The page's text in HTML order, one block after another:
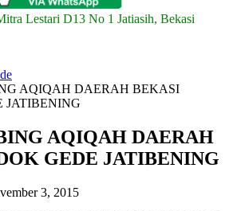
Lestari D13 No 1 Jatiasih, Bekasi
AQIQAH DAERAH BEKASI
JATIBENING
AQIQAH DAERAH
GEDE JATIBENING
3, 2015